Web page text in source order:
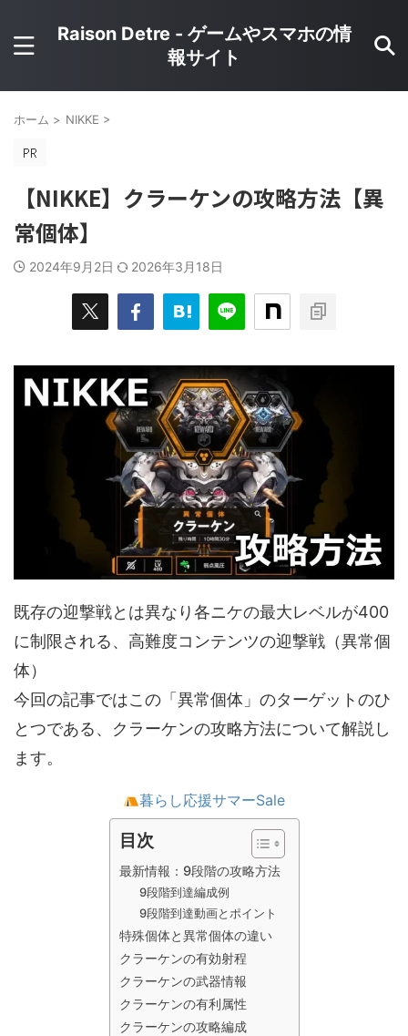
Raison Detre - ゲームやスマホの情
報サイト
ホーム > NIKKE >
【NIKKE】クラーケンの攻略方法【異
常個体】
2024年9月2日 2026年3月18日
既存の迎撃戦とは異なり各ニケの最大レベルが400
に制限される、高難度コンテンツの迎撃戦（異常個
体）
今回の記事ではこの「異常個体」のターゲットのひ
とつである、クラーケンの攻略方法について解説し
ます。
暮らし応援サマーSale
目次
最新情報：9段階の攻略方法
9段階到達編成例
9段階到達動画とポイント
特殊個体と異常個体の違い
クラーケンの有効射程
クラーケンの武器情報
クラーケンの有利属性
クラーケンの攻略編成